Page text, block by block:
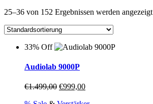
25–36 von 152 Ergebnissen werden angezeigt
33% Off
Audiolab 9000P
€1.499,00 Ursprünglicher
€999,00Aktueller